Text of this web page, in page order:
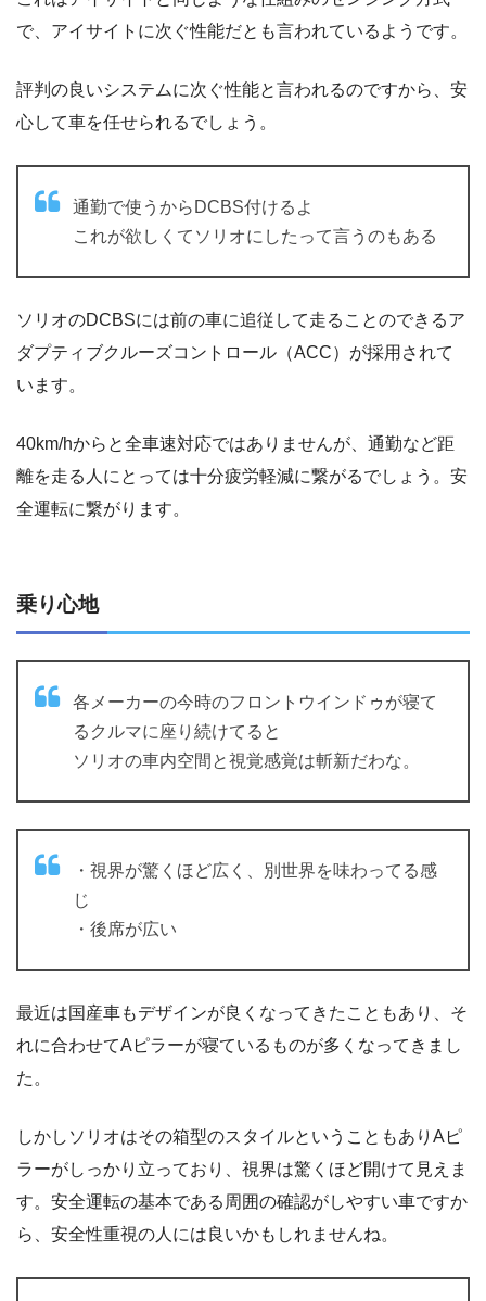
で、アイサイトに次ぐ性能だとも言われているようです。
評判の良いシステムに次ぐ性能と言われるのですから、安
心して車を任せられるでしょう。
通勤で使うからDCBS付けるよ
これが欲しくてソリオにしたって言うのもある
ソリオのDCBSには前の車に追従して走ることのできるア
ダプティブクルーズコントロール（ACC）が採用されて
います。
40km/hからと全車速対応ではありませんが、通勤など距
離を走る人にとっては十分疲労軽減に繋がるでしょう。安
全運転に繋がります。
乗り心地
各メーカーの今時のフロントウインドゥが寝て
るクルマに座り続けてると
ソリオの車内空間と視覚感覚は斬新だわな。
・視界が驚くほど広く、別世界を味わってる感
じ
・後席が広い
最近は国産車もデザインが良くなってきたこともあり、そ
れに合わせてAピラーが寝ているものが多くなってきまし
た。
しかしソリオはその箱型のスタイルということもありAピ
ラーがしっかり立っており、視界は驚くほど開けて見えま
す。安全運転の基本である周囲の確認がしやすい車ですか
ら、安全性重視の人には良いかもしれませんね。